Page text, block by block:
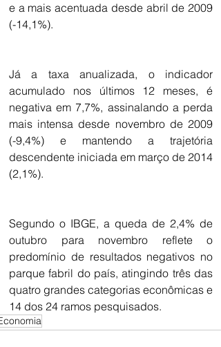
e a mais acentuada desde abril de 2009
(-14,1%).
Já a taxa anualizada, o indicador
acumulado nos últimos 12 meses, é
negativa em 7,7%, assinalando a perda
mais intensa desde novembro de 2009
(-9,4%) e mantendo a trajetória
descendente iniciada em março de 2014
(2,1%).
Segundo o IBGE, a queda de 2,4% de
outubro para novembro reflete o
predomínio de resultados negativos no
parque fabril do país, atingindo três das
quatro grandes categorias econômicas e
14 dos 24 ramos pesquisados.